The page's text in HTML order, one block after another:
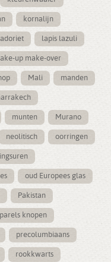
kornalijn
lapis lazuli
up make-over
Mali manden
munten Murano
neolitisch oorringen
oud Europees glas
Pakistan
parels knopen
precolumbiaans
rookkwarts